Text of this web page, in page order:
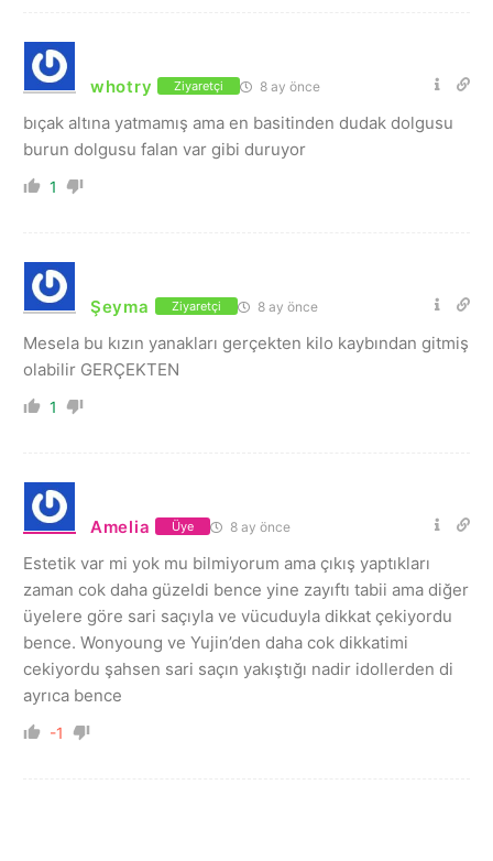
whotry Ziyaretçi 8 ay önce
bıçak altına yatmamış ama en basitinden dudak dolgusu
burun dolgusu falan var gibi duruyor
1
Şeyma Ziyaretçi 8 ay önce
Mesela bu kızın yanakları gerçekten kilo kaybından gitmiş
olabilir GERÇEKTEN
1
Amelia Üye 8 ay önce
Estetik var mi yok mu bilmiyorum ama çıkış yaptıkları
zaman cok daha güzeldi bence yine zayıftı tabii ama diğer
üyelere göre sari saçıyla ve vücuduyla dikkat çekiyordu
bence. Wonyoung ve Yujin’den daha cok dikkatimi
cekiyordu şahsen sari saçın yakıştığı nadir idollerden di
ayrıca bence
-1